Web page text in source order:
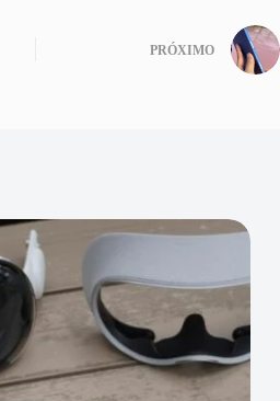
PRÓXIMO